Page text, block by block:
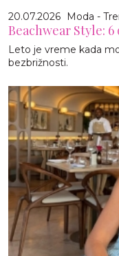
20.07.2026 Moda -
Beachwear Style:
Leto je vreme kada
bezbrižnosti.